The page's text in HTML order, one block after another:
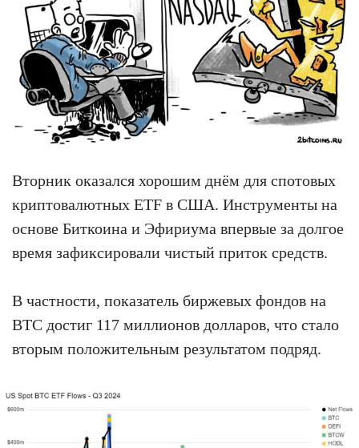
Вторник оказался хорошим днём для спотовых
криптовалютных ETF в США. Инструменты на
основе Биткоина и Эфириума впервые за долгое
время зафиксировали чистый приток средств.
В частности, показатель биржевых фондов на
BTC достиг 117 миллионов долларов, что стало
вторым положительным результатом подряд.